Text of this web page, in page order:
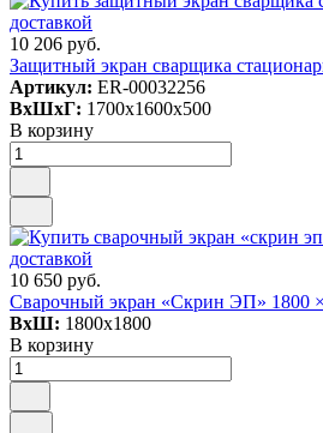
10 206 руб.
Защитный экран сварщика
Артикул: ER-00032256
ВxШxГ: 1700x1600x500
В корзину
10 650 руб.
Сварочный экран «Скрин ЭП» 1800
ВxШ: 1800x1800
В корзину